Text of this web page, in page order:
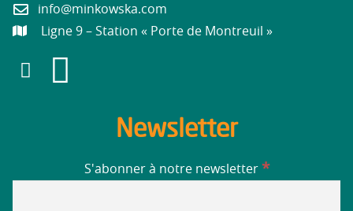
info@minkowska.com
Ligne 9 – Station « Porte de Montreuil »
Newsletter
S'abonner à notre newsletter *